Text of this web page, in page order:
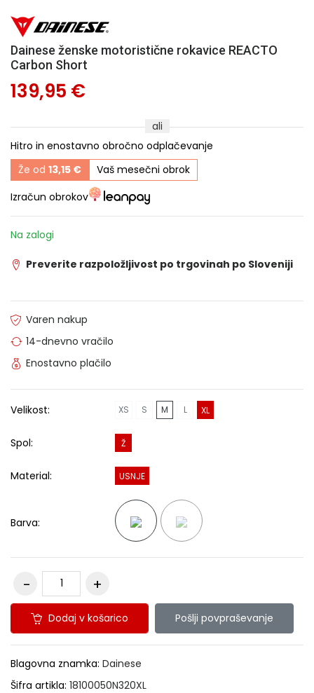
Dainese ženske motoristične rokavice REACTO
Carbon Short
139,95 €
ali
Hitro in enostavno obročno odplačevanje
Že od 13,15 €
Vaš mesečni obrok
Izračun obrokov
Na zalogi
Preverite razpoložljivost po trgovinah po Sloveniji
Varen nakup
14-dnevno vračilo
Enostavno plačilo
Velikost: XS S M L XL
Spol: Ž
Material: USNJE
Barva:
Dodaj v košarico Pošlji povpraševanje
Blagovna znamka: Dainese
Šifra artikla: 18100050N320XL